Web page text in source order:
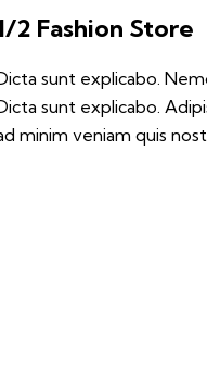
2 Fashion Store
sunt explicabo.
sunt explicabo.
minim veniam quis